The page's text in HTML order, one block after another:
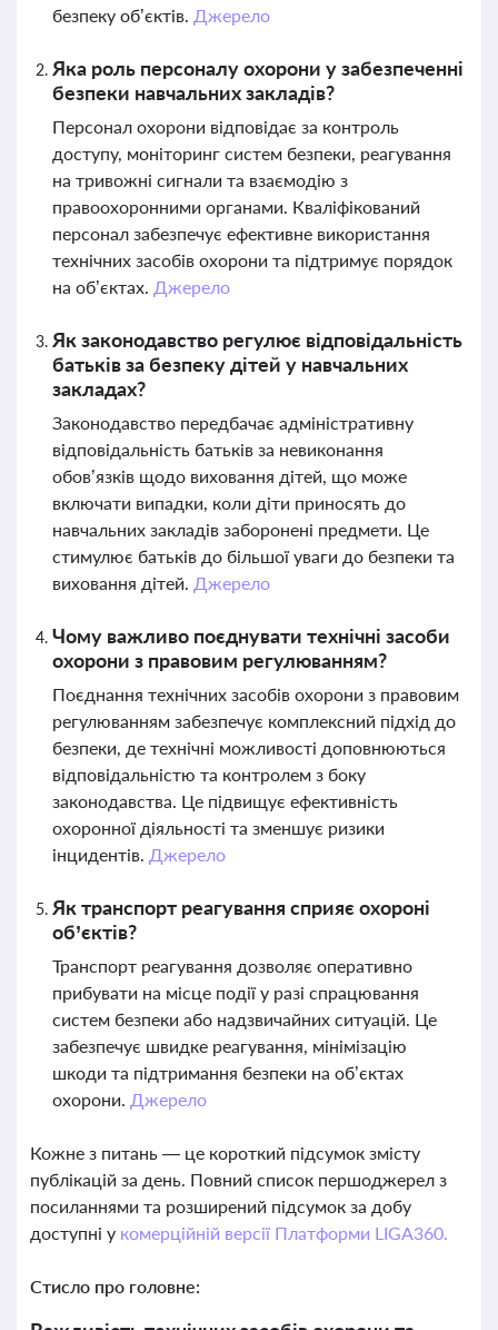
безпеку об’єктів. Джерело
Яка роль персоналу охорони у забезпеченні
безпеки навчальних закладів?
Персонал охорони відповідає за контроль
доступу, моніторинг систем безпеки, реагування
на тривожні сигнали та взаємодію з
правоохоронними органами. Кваліфікований
персонал забезпечує ефективне використання
технічних засобів охорони та підтримує порядок
на об’єктах. Джерело
Як законодавство регулює відповідальність
батьків за безпеку дітей у навчальних
закладах?
Законодавство передбачає адміністративну
відповідальність батьків за невиконання
обов’язків щодо виховання дітей, що може
включати випадки, коли діти приносять до
навчальних закладів заборонені предмети. Це
стимулює батьків до більшої уваги до безпеки та
виховання дітей. Джерело
Чому важливо поєднувати технічні засоби
охорони з правовим регулюванням?
Поєднання технічних засобів охорони з правовим
регулюванням забезпечує комплексний підхід до
безпеки, де технічні можливості доповнюються
відповідальністю та контролем з боку
законодавства. Це підвищує ефективність
охоронної діяльності та зменшує ризики
інцидентів. Джерело
Як транспорт реагування сприяє охороні
об’єктів?
Транспорт реагування дозволяє оперативно
прибувати на місце події у разі спрацювання
систем безпеки або надзвичайних ситуацій. Це
забезпечує швидке реагування, мінімізацію
шкоди та підтримання безпеки на об’єктах
охорони. Джерело
Кожне з питань — це короткий підсумок змісту
публікацій за день. Повний список першоджерел з
посиланнями та розширений підсумок за добу
доступні у комерційній версії Платформи LIGA360.
Стисло про головне: